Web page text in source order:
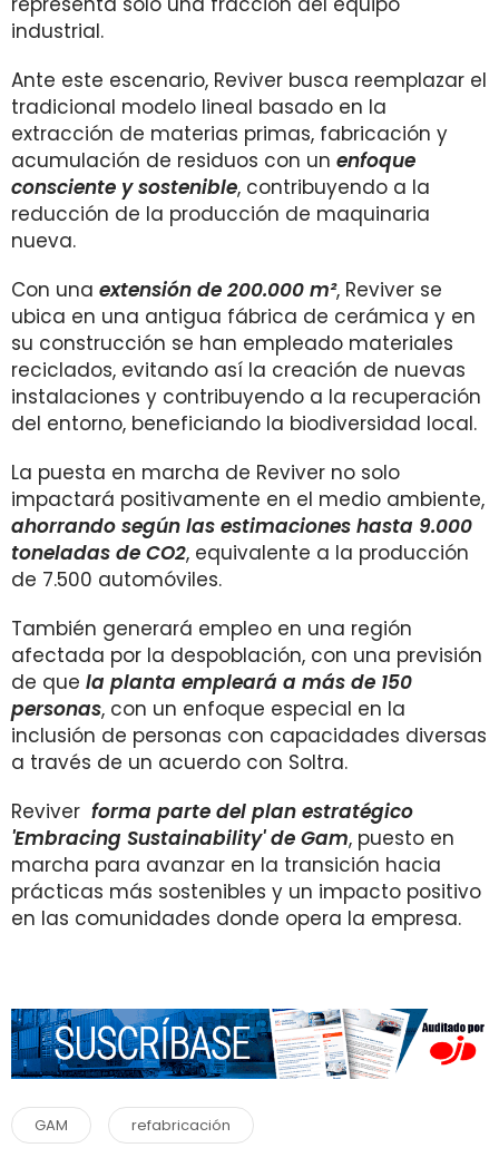
industrial.
Ante este escenario, Reviver busca reemplazar el
tradicional modelo lineal basado en la
extracción de materias primas, fabricación y
acumulación de residuos con un enfoque
consciente y sostenible, contribuyendo a la
reducción de la producción de maquinaria
nueva.
Con una extensión de 200.000 m², Reviver se
ubica en una antigua fábrica de cerámica y en
su construcción se han empleado materiales
reciclados, evitando así la creación de nuevas
instalaciones y contribuyendo a la recuperación
del entorno, beneficiando la biodiversidad local.
La puesta en marcha de Reviver no solo
impactará positivamente en el medio ambiente,
ahorrando según las estimaciones hasta 9.000
toneladas de CO2, equivalente a la producción
de 7.500 automóviles.
También generará empleo en una región
afectada por la despoblación, con una previsión
de que la planta empleará a más de 150
personas, con un enfoque especial en la
inclusión de personas con capacidades diversas
a través de un acuerdo con Soltra.
Reviver forma parte del plan estratégico
'Embracing Sustainability' de Gam, puesto en
marcha para avanzar en la transición hacia
prácticas más sostenibles y un impacto positivo
en las comunidades donde opera la empresa.
GAM refabricación